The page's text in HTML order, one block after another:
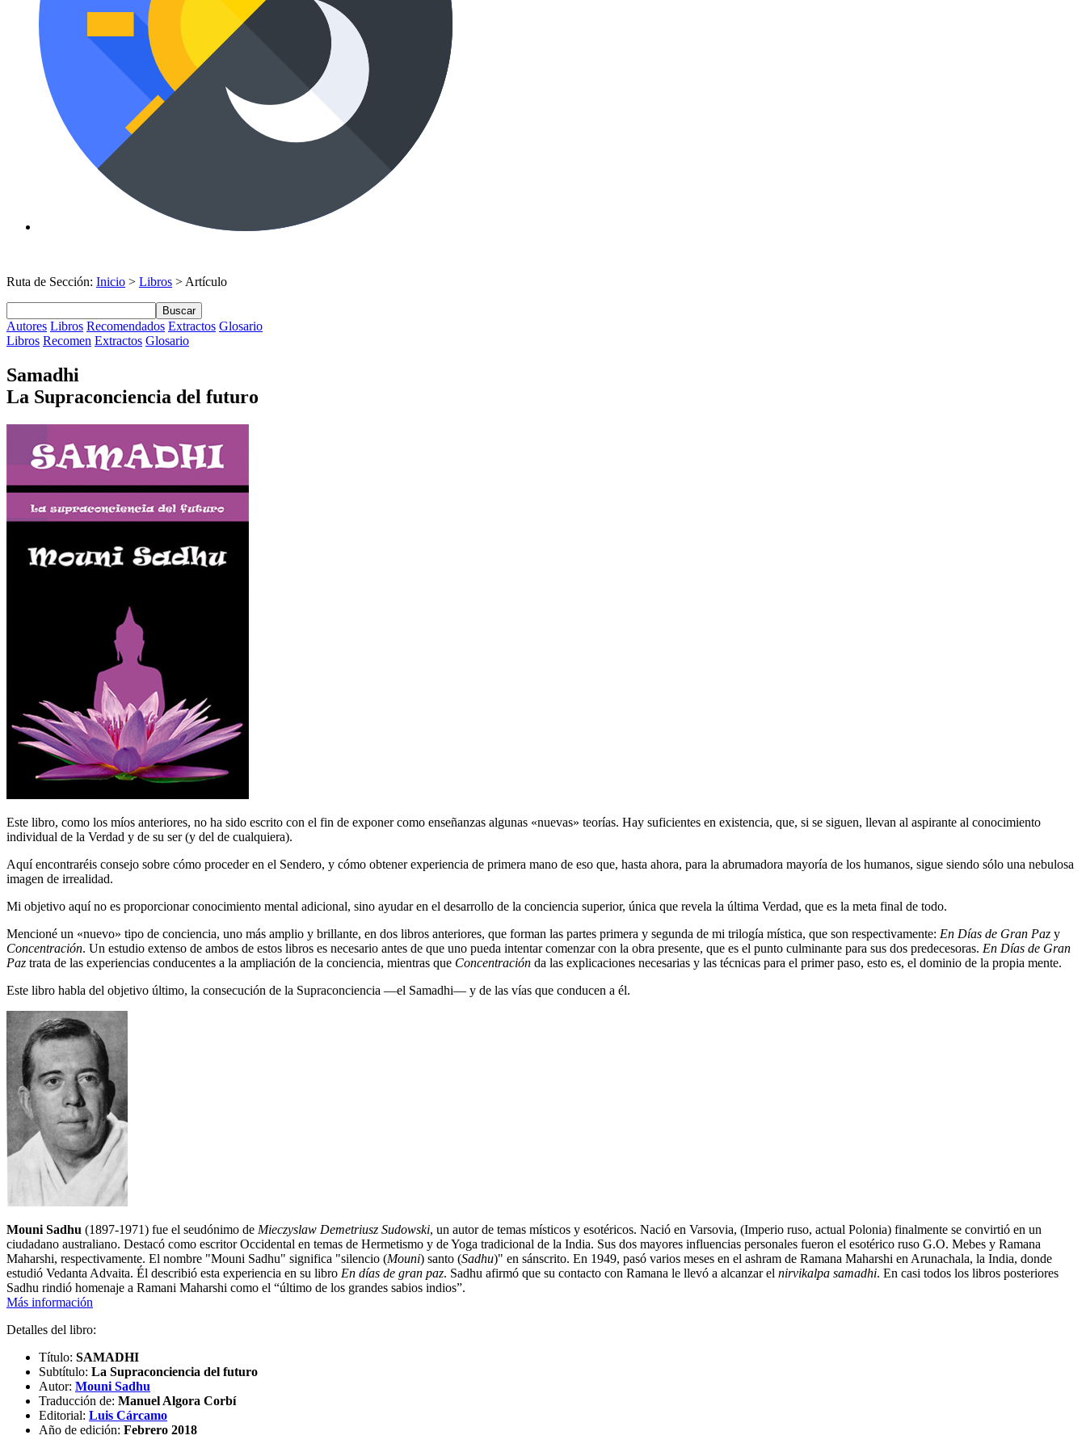
Ruta de Sección: Inicio > Libros > Artículo
Buscar
Autores Libros Recomendados Extractos Glosario
Libros Recomen Extractos Glosario
Samadhi
La Supraconciencia del futuro
Este libro, como los míos anteriores, no ha sido escrito con el fin de exponer como enseñanzas algunas «nuevas» teorías. Hay suficientes en existencia, que, si se siguen, llevan al aspirante al conocimiento
individual de la Verdad y de su ser (y del de cualquiera).
Aquí encontraréis consejo sobre cómo proceder en el Sendero, y cómo obtener experiencia de primera mano de eso que, hasta ahora, para la abrumadora mayoría de los humanos, sigue siendo sólo una nebulosa
imagen de irrealidad.
Mi objetivo aquí no es proporcionar conocimiento mental adicional, sino ayudar en el desarrollo de la conciencia superior, única que revela la última Verdad, que es la meta final de todo.
Mencioné un «nuevo» tipo de conciencia, uno más amplio y brillante, en dos libros anteriores, que forman las partes primera y segunda de mi trilogía mística, que son respectivamente: En Días de Gran Paz y
Concentración. Un estudio extenso de ambos de estos libros es necesario antes de que uno pueda intentar comenzar con la obra presente, que es el punto culminante para sus dos predecesoras. En Días de Gran
Paz trata de las experiencias conducentes a la ampliación de la conciencia, mientras que Concentración da las explicaciones necesarias y las técnicas para el primer paso, esto es, el dominio de la propia mente.
Este libro habla del objetivo último, la consecución de la Supraconciencia ―el Samadhi― y de las vías que conducen a él.
Mouni Sadhu (1897-1971) fue el seudónimo de Mieczyslaw Demetriusz Sudowski, un autor de temas místicos y esotéricos. Nació en Varsovia, (Imperio ruso, actual Polonia) finalmente se convirtió en un
ciudadano australiano. Destacó como escritor Occidental en temas de Hermetismo y de Yoga tradicional de la India. Sus dos mayores influencias personales fueron el esotérico ruso G.O. Mebes y Ramana
Maharshi, respectivamente. El nombre "Mouni Sadhu" significa "silencio (Mouni) santo (Sadhu)" en sánscrito. En 1949, pasó varios meses en el ashram de Ramana Maharshi en Arunachala, la India, donde
estudió Vedanta Advaita. Él describió esta experiencia en su libro En días de gran paz. Sadhu afirmó que su contacto con Ramana le llevó a alcanzar el nirvikalpa samadhi. En casi todos los libros posteriores
Sadhu rindió homenaje a Ramani Maharshi como el “último de los grandes sabios indios”.
Más información
Detalles del libro:
Título: SAMADHI
Subtítulo: La Supraconciencia del futuro
Autor: Mouni Sadhu
Traducción de: Manuel Algora Corbí
Editorial: Luis Cárcamo
Año de edición: Febrero 2018